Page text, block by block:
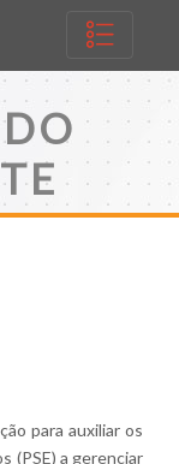
para auxiliar os
(PSE) a gerenciar